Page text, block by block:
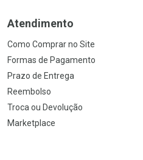
Atendimento
Como Comprar no Site
Formas de Pagamento
Prazo de Entrega
Reembolso
Troca ou Devolução
Marketplace